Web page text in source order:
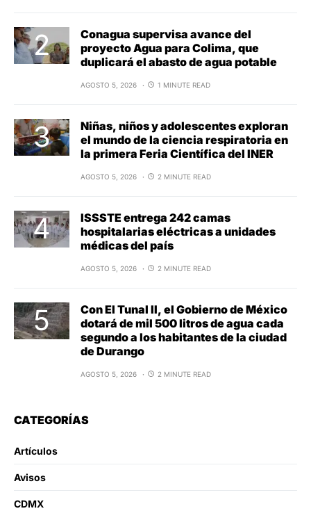
Conagua supervisa avance del
proyecto Agua para Colima, que
duplicará el abasto de agua potable
AGOSTO 5, 2026 1 MINUTE READ
Niñas, niños y adolescentes exploran
el mundo de la ciencia respiratoria en
la primera Feria Científica del INER
AGOSTO 5, 2026 2 MINUTE READ
ISSSTE entrega 242 camas
hospitalarias eléctricas a unidades
médicas del país
AGOSTO 5, 2026 2 MINUTE READ
Con El Tunal II, el Gobierno de México
dotará de mil 500 litros de agua cada
segundo a los habitantes de la ciudad
de Durango
AGOSTO 5, 2026 2 MINUTE READ
CATEGORÍAS
Artículos
Avisos
CDMX